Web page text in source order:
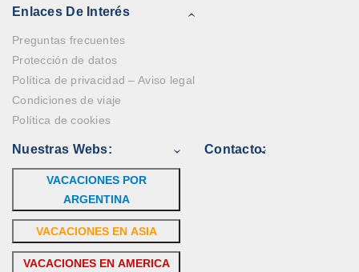
Enlaces De Interés
Preguntas frecuentes
Protección de datos
Política de privacidad – Aviso legal
Condiciones de viaje
Política de cookies
Nuestras Webs:
VACACIONES POR
ARGENTINA
VACACIONES EN ASIA
VACACIONES EN AMERICA
Contacto: